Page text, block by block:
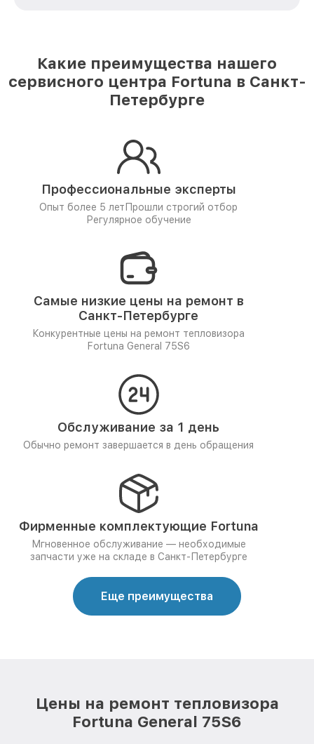
Какие преимущества нашего
сервисного центра Fortuna в Санкт-
Петербурге
Профессиональные эксперты
Опыт более 5 лет Прошли строгий отбор
Регулярное обучение
Самые низкие цены на ремонт в
Санкт-Петербурге
Конкурентные цены на ремонт тепловизора
Fortuna General 75S6
Обслуживание за 1 день
Обычно ремонт завершается в день обращения
Фирменные комплектующие Fortuna
Мгновенное обслуживание — необходимые
запчасти уже на складе в Санкт-Петербурге
Еще преимущества
Цены на ремонт тепловизора
Fortuna General 75S6